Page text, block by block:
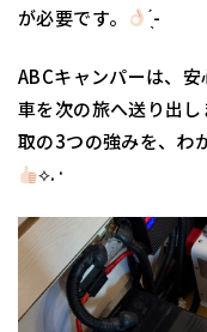
が必要です。
̖́-︎
ABCキャンパーは、
車を次の旅へ送り出
取の3つの強みを、わ
⟡.·